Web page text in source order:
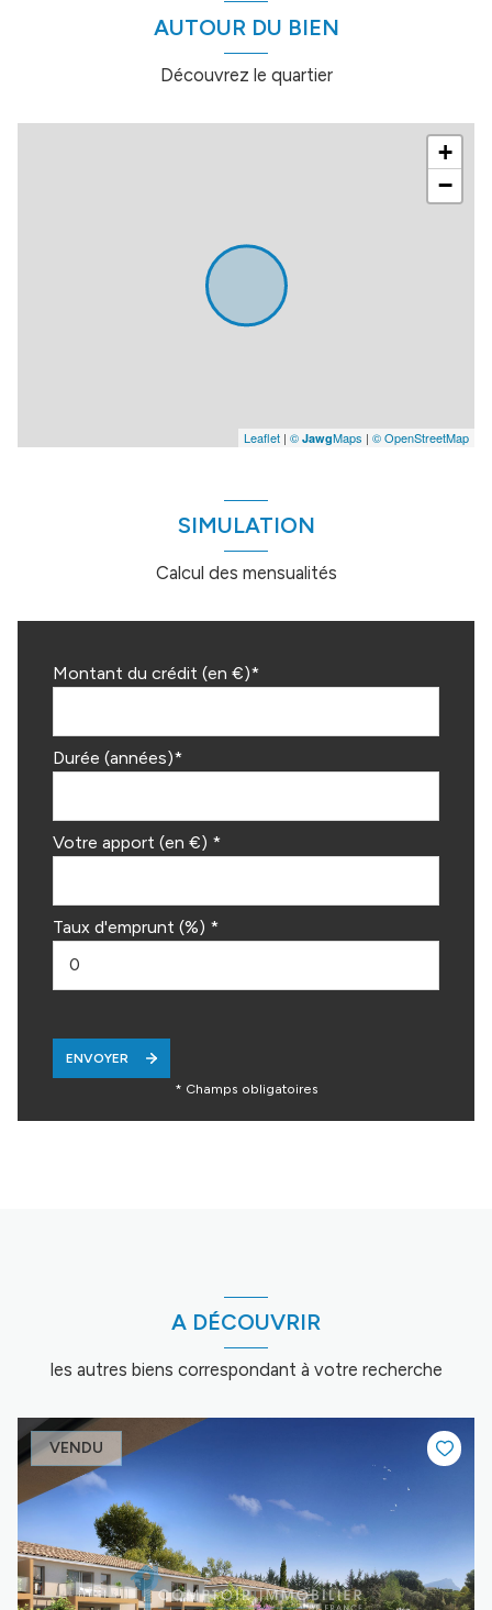
AUTOUR DU BIEN
Découvrez le quartier
+
−
Leaflet | © JawgMaps | © OpenStreetMap
SIMULATION
Calcul des mensualités
Montant du crédit (en €)*
Durée (années)*
Votre apport (en €) *
Taux d'emprunt (%) *
ENVOYER
* Champs obligatoires
A DÉCOUVRIR
les autres biens correspondant à votre recherche
VENDU